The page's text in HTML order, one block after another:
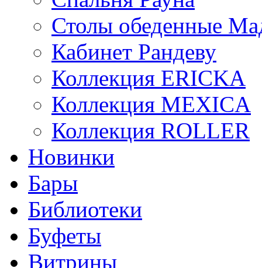
Столы обеденные
Кабинет Рандеву
Коллекция ERICKA
Коллекция MEXICA
Коллекция ROLLER
Новинки
Бары
Библиотеки
Буфеты
Витрины